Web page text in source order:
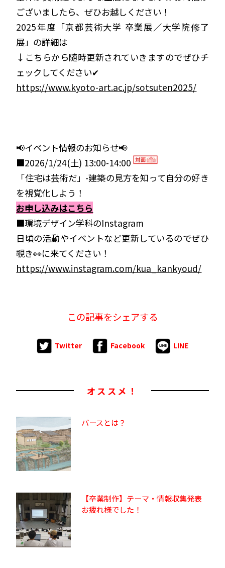
ございましたら、ぜひお越しください！
2025年度「京都芸術大学 卒業展／大学院修了
展」の詳細は
↓こちらから随時更新されていきますのでぜひチ
ェックしてください✔
https://www.kyoto-art.ac.jp/sotsuten2025/
📢イベント情報のお知らせ📢
■2026/1/24(土) 13:00-14:00
「住宅は芸術だ」-建築の見方を知って自分の好き
を視覚化しよう！
お申し込みはこちら
■環境デザイン学科のInstagram
日頃の活動やイベントなど更新しているのでぜひ
覗き👀に来てください！
https://www.instagram.com/kua_kankyoud/
この記事をシェアする
Twitter Facebook LINE
オススメ！
パースとは？
【卒業制作】テーマ・情報収集発表
お疲れ様でした！